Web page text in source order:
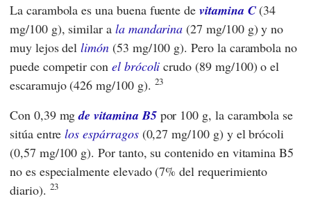
La carambola es una buena fuente devitamina C(34
mg/100 g), similar a la mandarina (27 mg/100 g) y no
muy lejos dellimón(53 mg/100 g). Pero la carambola no
puede competir con el brócoli crudo (89 mg/100) o el
escaramujo (426 mg/100 g). 23
Con 0,39 mgde vitamina B5por 100 g, la carambola se
sitúa entrelos espárragos(0,27 mg/100 g) y el brócoli
(0,57 mg/100 g). Por tanto, su contenido en vitamina B5
no es especialmente elevado (7% del requerimiento
diario). 23